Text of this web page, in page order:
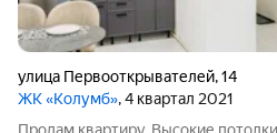
улица Первооткрывателей,14
ЖК «Колумб», 4 квартал 2021